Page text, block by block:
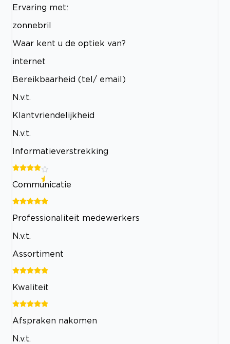
Ervaring met:
zonnebril
Waar kent u de optiek van?
internet
Bereikbaarheid (tel/ email)
N.v.t.
Klantvriendelijkheid
N.v.t.
Informatieverstrekking
Communicatie
Professionaliteit medewerkers
N.v.t.
Assortiment
Kwaliteit
Afspraken nakomen
N.v.t.